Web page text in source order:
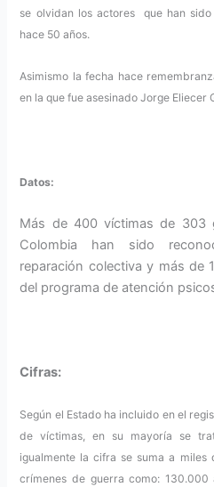
se olvidan los actores que han
hace 50 años.
Asimismo la fecha hace
en la que fue asesinado Jorge Eliecer
Datos:
Más de 400 víctimas de 303
Colombia han sido
reparación colectiva y más de
del programa de atención
Cifras:
Según el Estado ha incluido en el
de víctimas, en su mayoría se
igualmente la cifra se suma a miles
crímenes de guerra como: 130.000